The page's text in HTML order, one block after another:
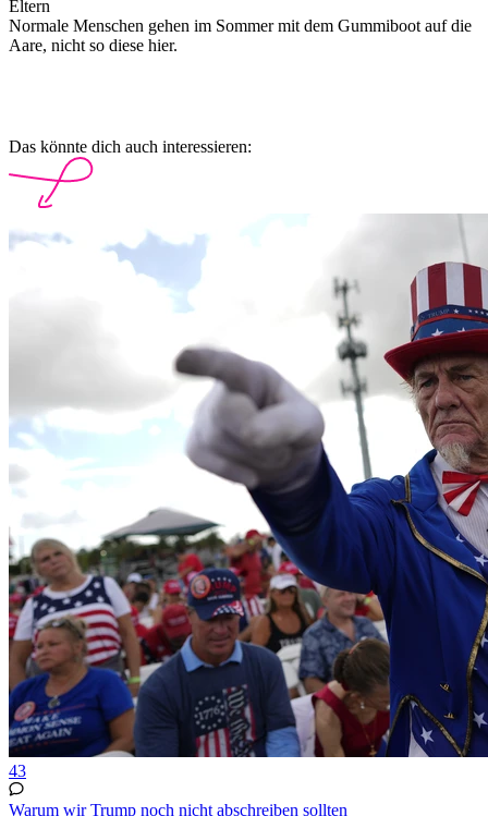
Eltern
Normale Menschen gehen im Sommer mit dem Gummiboot auf die
Aare, nicht so diese hier.
Das könnte dich auch interessieren:
43
Warum wir Trump noch nicht abschreiben sollten